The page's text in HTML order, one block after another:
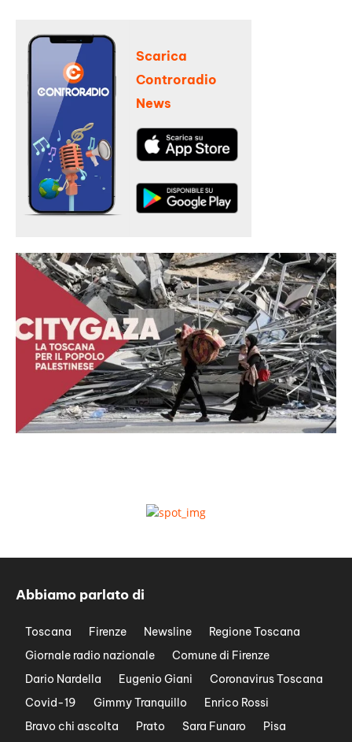
Scarica
Controradio
News
Abbiamo parlato di
Toscana Firenze Newsline
Regione Toscana
Giornale radio nazionale
Comune di Firenze
Dario Nardella
Eugenio Giani
Coronavirus Toscana
Covid-19
Gimmy Tranquillo
Enrico Rossi
Bravo chi ascolta
Prato Sara Funaro
Pisa